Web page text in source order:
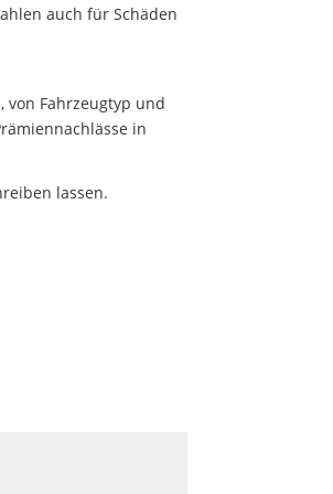
auch für Schäden
von Fahrzeugtyp und
in
lassen.